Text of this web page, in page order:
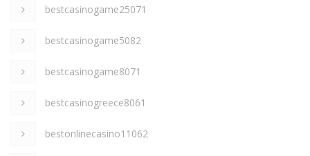
bestcasinogame25071
bestcasinogame5082
bestcasinogame8071
bestcasinogreece8061
bestonlinecasino11062